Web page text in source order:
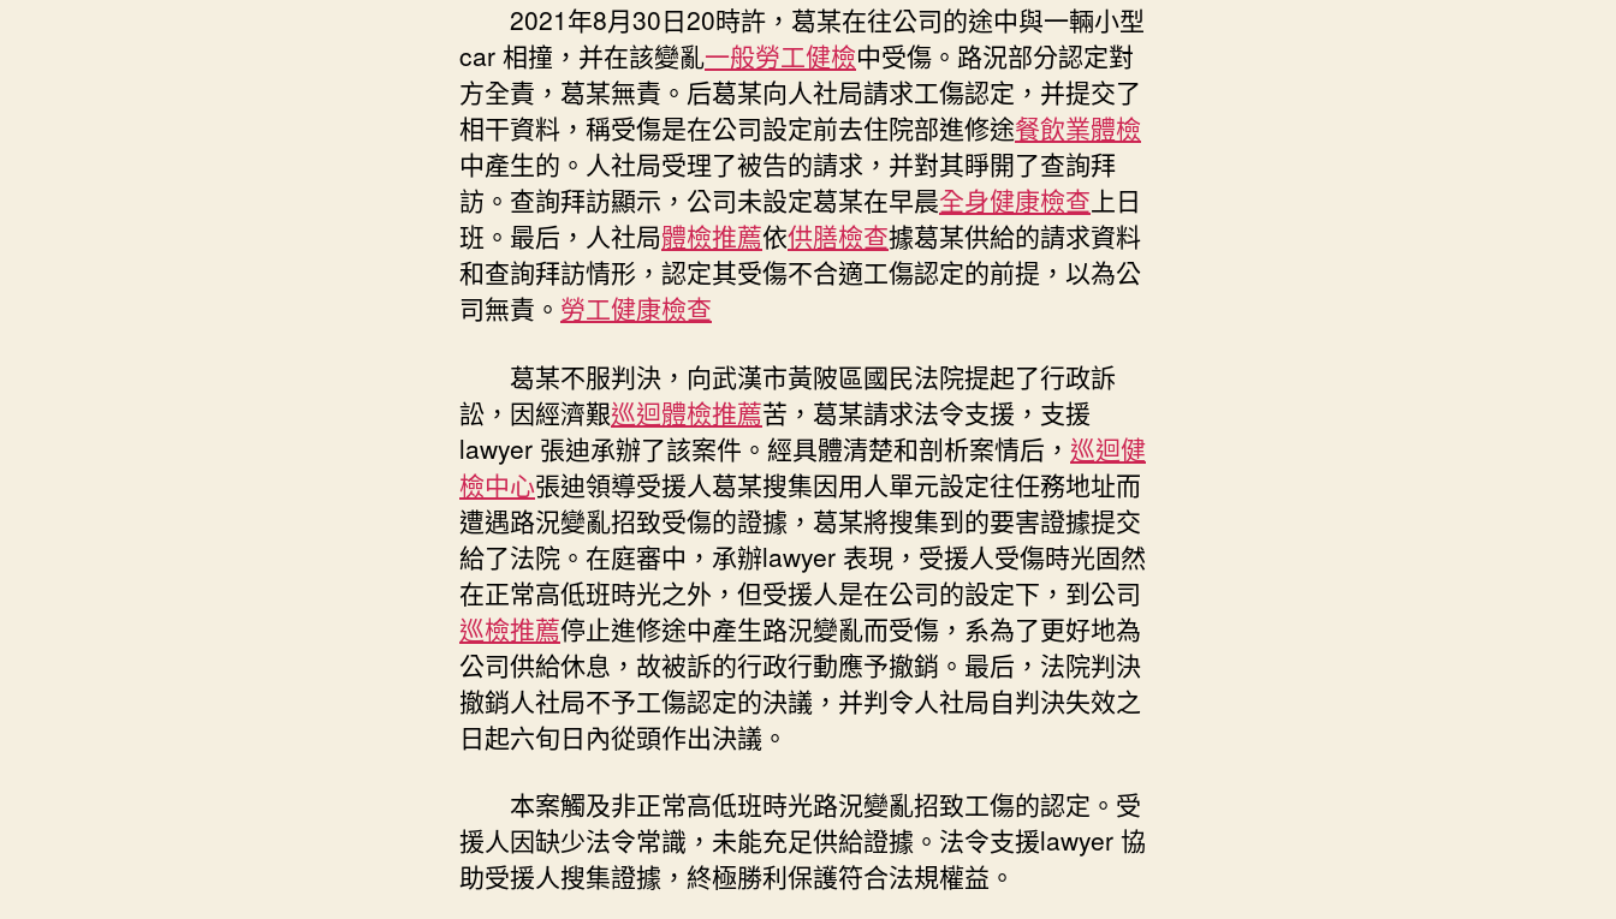
2021年8月30日20時許，葛某在往公司的途中與一輛小型
car 相撞，并在該變亂一般勞工健檢中受傷。路況部分認定對
方全責，葛某無責。后葛某向人社局請求工傷認定，并提交了
相干資料，稱受傷是在公司設定前去住院部進修途餐飲業體檢
中產生的。人社局受理了被告的請求，并對其睜開了查詢拜
訪。查詢拜訪顯示，公司未設定葛某在早晨全身健康檢查 上日
班。最后，人社局體檢推薦依供膳檢查據葛某供給的請求資料
和查詢拜訪情形，認定其受傷不合適工傷認定的前提，以為公
司無責。 勞工健康檢查
葛某不服判決，向武漢市黃陂區國民法院提起了行政訴
訟，因經濟艱巡迴體檢推薦苦，葛某請求法令支援，支援
lawyer 張迪承辦了該案件。經具體清楚和剖析案情后， 巡迴健
檢中心張迪領導受援人葛某搜集因用人單元設定往任務地址而
遭遇路況變亂招致受傷的證據，葛某將搜集到的要害證據提交
給了法院。在庭審中，承辦lawyer 表現，受援人受傷時光固然
在正常高低班時光之外，但受援人是在公司的設定下，到公司
巡檢推薦停止進修途中產生路況變亂而受傷，系為了更好地為
公司供給休息，故被訴的行政行動應予撤銷。最后，法院判決
撤銷人社局不予工傷認定的決議，并判令人社局自判決失效之
日起六旬日內從頭作出決議。
本案觸及非正常高低班時光路況變亂招致工傷的認定。受
援人因缺少法令常識，未能充足供給證據。法令支援lawyer 協
助受援人搜集證據，終極勝利保護符合法規權益。